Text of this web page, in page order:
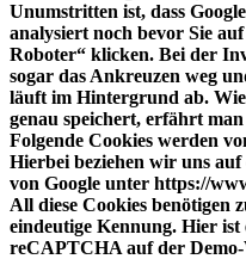
Unumstritten ist, dass
analysiert noch bevor Sie
Roboter“ klicken. Bei der
sogar das Ankreuzen weg
läuft im Hintergrund ab.
genau speichert, erfährt
Folgende Cookies werden
Hierbei beziehen wir uns
von Google unter https://
All diese Cookies benötigen
eindeutige Kennung. Hier ist
reCAPTCHA auf der Demo-